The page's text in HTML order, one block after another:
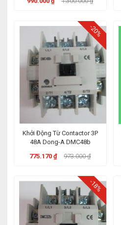
-20%
Khởi Động Từ Contactor 3P
48A Dong-A DMC48b
775.170 ₫
973.000 ₫
-18%